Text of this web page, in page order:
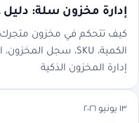
إدارة مخزون سلة: دليل
كيف تتحكم في مخزون متجرك
إدارة المخزون الذكية
١٣ يونيو ٢٠٢٦